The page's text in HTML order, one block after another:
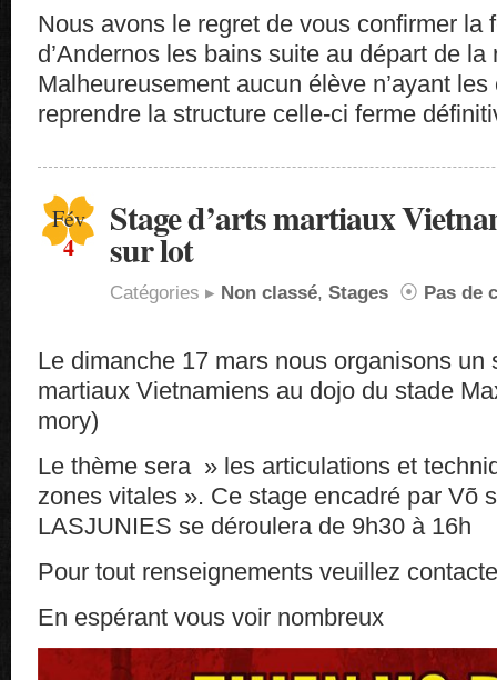
Nous avons le regret de vous confirmer la
d’Andernos les bains suite au départ de la
Malheureusement aucun élève n’ayant
reprendre la structure celle-ci ferme
Fév
4
Stage d’arts martiaux
sur lot
Catégories ▸ Non classé, Stages ⦿ Pas de
Le dimanche 17 mars nous organisons un
martiaux Vietnamiens au dojo du stade
mory)
Le thème sera » les articulations et
zones vitales ». Ce stage encadré par Võ
LASJUNIES se déroulera de 9h30 à 16h
Pour tout renseignements veuillez
En espérant vous voir nombreux